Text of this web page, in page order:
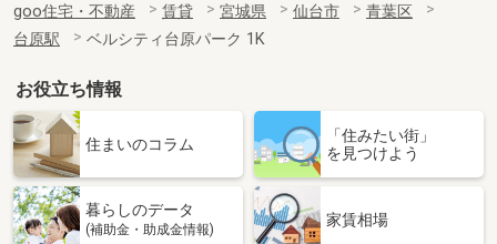
goo住宅・不動産 賃貸 宮城県 仙台市
青葉区
台原駅
ベルシティ台原パーク 1K
お役立ち情報
住まいのコラム
「住みたい街」
を見つけよう
暮らしのデータ
(補助金・助成金情報)
家賃相場